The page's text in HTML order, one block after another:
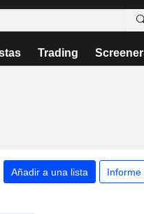
Trading
Añadir a una lista Informe